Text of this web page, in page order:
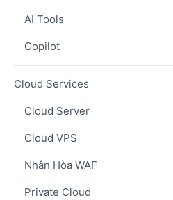
AI Tools
Copilot
Cloud Services
Cloud Server
Cloud VPS
Nhân Hòa WAF
Private Cloud